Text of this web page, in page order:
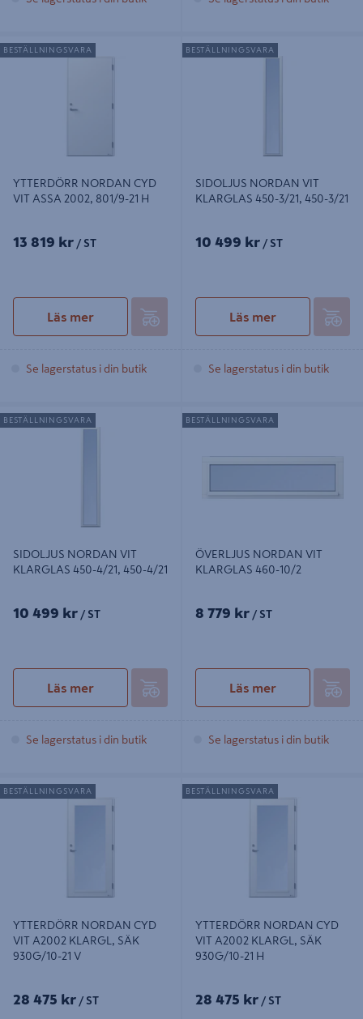
YTTERDÖRR NORDAN CYD VIT
ASSA 2002, 801/9-21 H
YTTERDÖRR NORDAN CYD
VIT ASSA 2002, 801/9-21 H
13 819 kr / ST
Läs mer
BESTÄLLNINGSVARA
Se lagerstatus i din butik
SIDOLJUS NORDAN VIT
KLARGLAS 450-3/21, 450-3/21
SIDOLJUS NORDAN VIT
KLARGLAS 450-3/21, 450-3/21
10 499 kr / ST
Läs mer
BESTÄLLNINGSVARA
Se lagerstatus i din butik
SIDOLJUS NORDAN VIT
KLARGLAS 450-4/21, 450-4/21
SIDOLJUS NORDAN VIT
KLARGLAS 450-4/21, 450-4/21
10 499 kr / ST
Läs mer
BESTÄLLNINGSVARA
Se lagerstatus i din butik
ÖVERLJUS NORDAN VIT
KLARGLAS 460-10/2
ÖVERLJUS NORDAN VIT
KLARGLAS 460-10/2
8 779 kr / ST
Läs mer
BESTÄLLNINGSVARA
Se lagerstatus i din butik
YTTERDÖRR NORDAN CYD VIT
A2002 KLARGL, SÄK 930G/10-21 V
YTTERDÖRR NORDAN CYD
VIT A2002 KLARGL, SÄK
930G/10-21 V
28 475 kr / ST
BESTÄLLNINGSVARA
YTTERDÖRR NORDAN CYD VIT
A2002 KLARGL, SÄK 930G/10-21 H
YTTERDÖRR NORDAN CYD
VIT A2002 KLARGL, SÄK
930G/10-21 H
28 475 kr / ST
BESTÄLLNINGSVARA